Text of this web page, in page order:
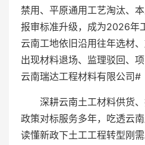
禁用、平原通用工艺淘汰、
报审标准升级，成为2026年
云南工地依旧沿用往年选材
出现材料退场、监理驳回、
云南瑞达工程材料有限公司#
深耕云南土工材料供货
政策对标服务多年，吃透云
读懂新政下土工工程转型刚